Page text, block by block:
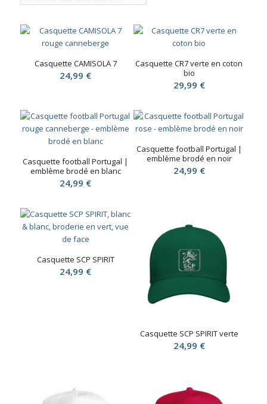
Casquette CAMISOLA 7
24,99 €
Casquette CR7 verte en coton
bio
29,99 €
Casquette football Portugal |
emblème brodé en blanc
24,99 €
Casquette football Portugal |
emblème brodé en noir
24,99 €
Casquette SCP SPIRIT
24,99 €
Casquette SCP SPIRIT verte
24,99 €